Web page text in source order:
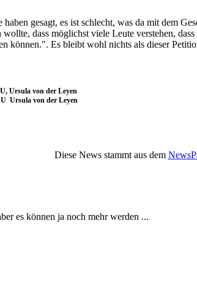
gesagt, es ist schlecht, was da mit dem
dass möglichst viele Leute verstehen, dass
können.". Es bleibt wohl nichts als dieser
Ursula von der Leyen
Ursula von der Leyen
Diese News stammt aus dem
es können ja noch mehr werden ...